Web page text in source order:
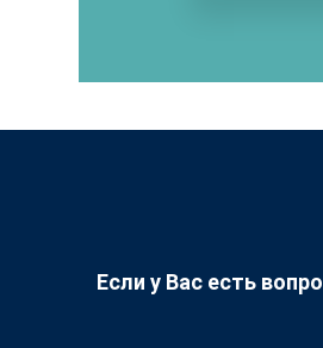
Если у Вас есть